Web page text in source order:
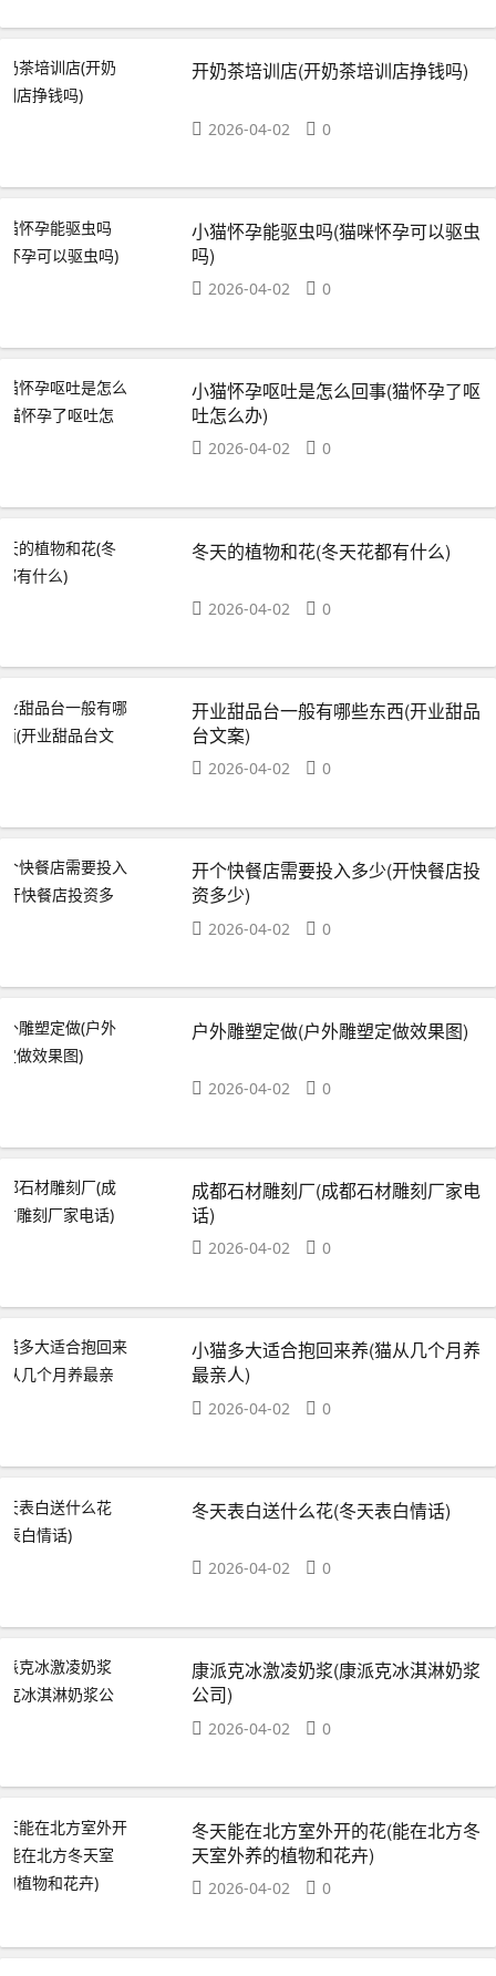
开奶茶培训店(开奶茶培训店挣钱吗)
2026-04-02 0
小猫怀孕能驱虫吗(猫咪怀孕可以驱虫
吗)
2026-04-02 0
小猫怀孕呕吐是怎么回事(猫怀孕了呕
吐怎么办)
2026-04-02 0
冬天的植物和花(冬天花都有什么)
2026-04-02 0
开业甜品台一般有哪些东西(开业甜品
台文案)
2026-04-02 0
开个快餐店需要投入多少(开快餐店投
资多少)
2026-04-02 0
户外雕塑定做(户外雕塑定做效果图)
2026-04-02 0
成都石材雕刻厂(成都石材雕刻厂家电
话)
2026-04-02 0
小猫多大适合抱回来养(猫从几个月养
最亲人)
2026-04-02 0
冬天表白送什么花(冬天表白情话)
2026-04-02 0
康派克冰激凌奶浆(康派克冰淇淋奶浆
公司)
2026-04-02 0
冬天能在北方室外开的花(能在北方冬
天室外养的植物和花卉)
2026-04-02 0